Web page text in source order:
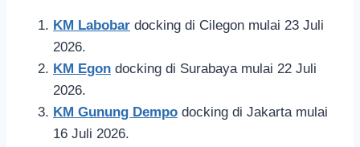
KM Labobar docking di Cilegon mulai 23 Juli
2026.
KM Egon docking di Surabaya mulai 22 Juli
2026.
KM Gunung Dempo docking di Jakarta mulai
16 Juli 2026.